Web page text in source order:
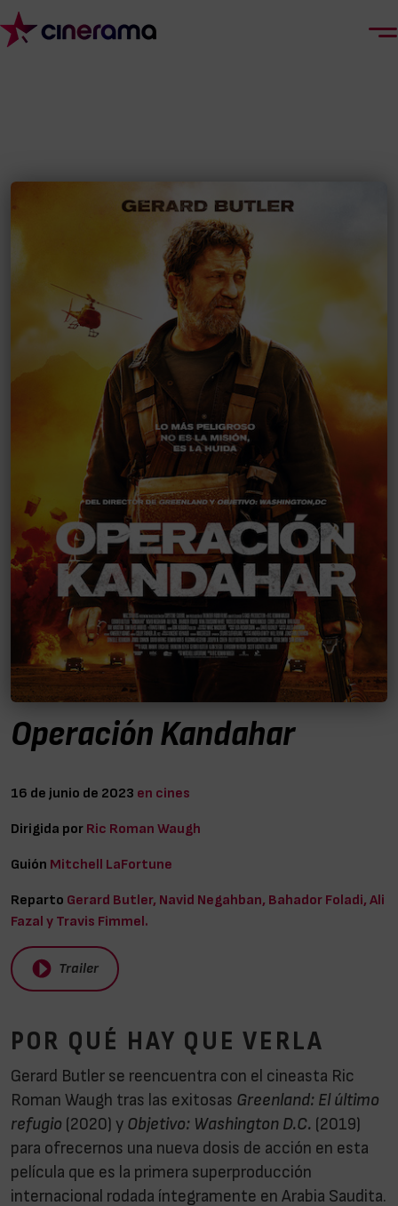
Operación Kandahar
16 de junio de 2023 en cines
Dirigida por Ric Roman Waugh
Guión Mitchell LaFortune
Reparto Gerard Butler, Navid Negahban, Bahador Foladi, Ali
Fazal y Travis Fimmel.
Trailer
POR QUÉ HAY QUE VERLA
Gerard Butler se reencuentra con el cineasta Ric
Roman Waugh tras las exitosas Greenland: El último
refugio (2020) y Objetivo: Washington D.C. (2019)
para ofrecernos una nueva dosis de acción en esta
película que es la primera superproducción
internacional rodada íntegramente en Arabia Saudita.